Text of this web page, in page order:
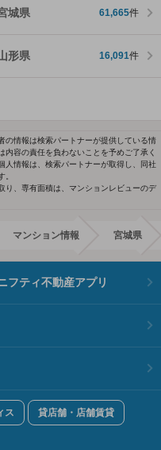
城県 61,665件
形県 16,091件
の情報は検索パートナーが提供している情
容の責任を負わないことを予めご了承く
人情報は、検索パートナーが取得し、同社
り、専有面積は、マンションレビューのデ
マンション情報 宮城県
フティ不動産アプリ
ス 貸店舗・店舗賃貸